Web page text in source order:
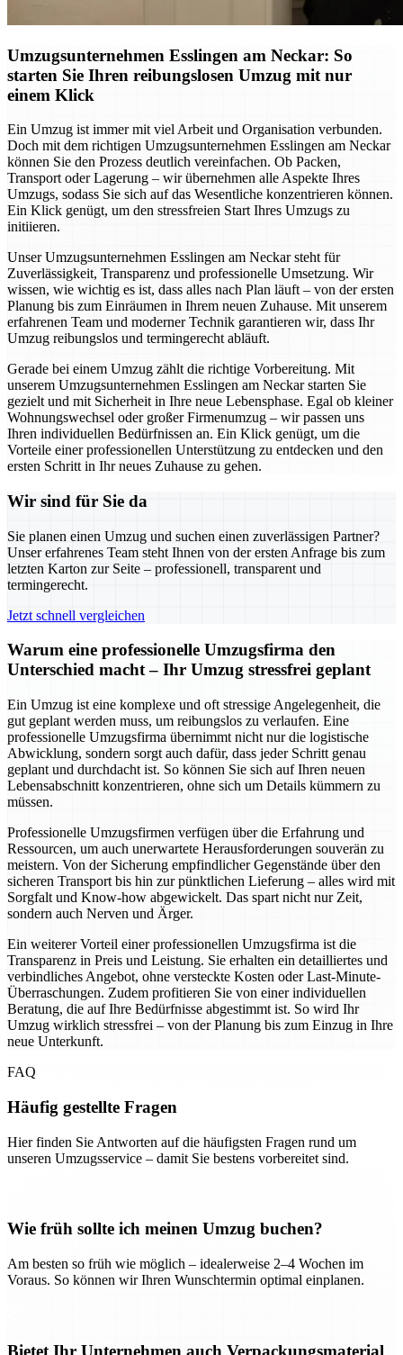
Umzugsunternehmen Esslingen am Neckar: So
starten Sie Ihren reibungslosen Umzug mit nur
einem Klick
Ein Umzug ist immer mit viel Arbeit und Organisation verbunden.
Doch mit dem richtigen Umzugsunternehmen Esslingen am Neckar
können Sie den Prozess deutlich vereinfachen. Ob Packen,
Transport oder Lagerung – wir übernehmen alle Aspekte Ihres
Umzugs, sodass Sie sich auf das Wesentliche konzentrieren können.
Ein Klick genügt, um den stressfreien Start Ihres Umzugs zu
initiieren.
Unser Umzugsunternehmen Esslingen am Neckar steht für
Zuverlässigkeit, Transparenz und professionelle Umsetzung. Wir
wissen, wie wichtig es ist, dass alles nach Plan läuft – von der ersten
Planung bis zum Einräumen in Ihrem neuen Zuhause. Mit unserem
erfahrenen Team und moderner Technik garantieren wir, dass Ihr
Umzug reibungslos und termingerecht abläuft.
Gerade bei einem Umzug zählt die richtige Vorbereitung. Mit
unserem Umzugsunternehmen Esslingen am Neckar starten Sie
gezielt und mit Sicherheit in Ihre neue Lebensphase. Egal ob kleiner
Wohnungswechsel oder großer Firmenumzug – wir passen uns
Ihren individuellen Bedürfnissen an. Ein Klick genügt, um die
Vorteile einer professionellen Unterstützung zu entdecken und den
ersten Schritt in Ihr neues Zuhause zu gehen.
Wir sind für Sie da
Sie planen einen Umzug und suchen einen zuverlässigen Partner?
Unser erfahrenes Team steht Ihnen von der ersten Anfrage bis zum
letzten Karton zur Seite – professionell, transparent und
termingerecht.
Jetzt schnell vergleichen
Warum eine professionelle Umzugsfirma den
Unterschied macht – Ihr Umzug stressfrei geplant
Ein Umzug ist eine komplexe und oft stressige Angelegenheit, die
gut geplant werden muss, um reibungslos zu verlaufen. Eine
professionelle Umzugsfirma übernimmt nicht nur die logistische
Abwicklung, sondern sorgt auch dafür, dass jeder Schritt genau
geplant und durchdacht ist. So können Sie sich auf Ihren neuen
Lebensabschnitt konzentrieren, ohne sich um Details kümmern zu
müssen.
Professionelle Umzugsfirmen verfügen über die Erfahrung und
Ressourcen, um auch unerwartete Herausforderungen souverän zu
meistern. Von der Sicherung empfindlicher Gegenstände über den
sicheren Transport bis hin zur pünktlichen Lieferung – alles wird mit
Sorgfalt und Know-how abgewickelt. Das spart nicht nur Zeit,
sondern auch Nerven und Ärger.
Ein weiterer Vorteil einer professionellen Umzugsfirma ist die
Transparenz in Preis und Leistung. Sie erhalten ein detailliertes und
verbindliches Angebot, ohne versteckte Kosten oder Last-Minute-
Überraschungen. Zudem profitieren Sie von einer individuellen
Beratung, die auf Ihre Bedürfnisse abgestimmt ist. So wird Ihr
Umzug wirklich stressfrei – von der Planung bis zum Einzug in Ihre
neue Unterkunft.
FAQ
Häufig gestellte Fragen
Hier finden Sie Antworten auf die häufigsten Fragen rund um
unseren Umzugsservice – damit Sie bestens vorbereitet sind.
Wie früh sollte ich meinen Umzug buchen?
Am besten so früh wie möglich – idealerweise 2–4 Wochen im
Voraus. So können wir Ihren Wunschtermin optimal einplanen.
Bietet Ihr Unternehmen auch Verpackungsmaterial